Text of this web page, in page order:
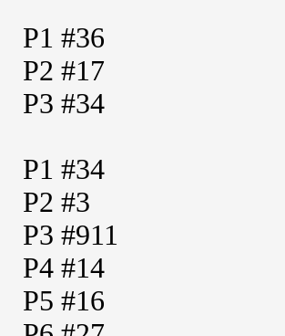
P1 #36
P2 #17
P3 #34
P1 #34
P2 #3
P3 #911
P4 #14
P5 #16